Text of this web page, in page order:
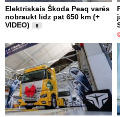
Elektriskais Škoda Peaq varēs
nobraukt līdz pat 650 km (+
VIDEO)
8